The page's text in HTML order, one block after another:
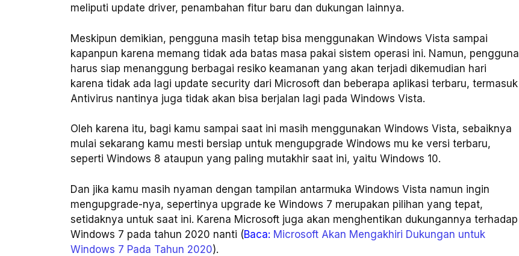
meliputi update driver, penambahan fitur baru dan dukungan lainnya.
Meskipun demikian, pengguna masih tetap bisa menggunakan Windows Vista sampai
kapanpun karena memang tidak ada batas masa pakai sistem operasi ini. Namun, pengguna
harus siap menanggung berbagai resiko keamanan yang akan terjadi dikemudian hari
karena tidak ada lagi update security dari Microsoft dan beberapa aplikasi terbaru, termasuk
Antivirus nantinya juga tidak akan bisa berjalan lagi pada Windows Vista.
Oleh karena itu, bagi kamu sampai saat ini masih menggunakan Windows Vista, sebaiknya
mulai sekarang kamu mesti bersiap untuk mengupgrade Windows mu ke versi terbaru,
seperti Windows 8 ataupun yang paling mutakhir saat ini, yaitu Windows 10.
Dan jika kamu masih nyaman dengan tampilan antarmuka Windows Vista namun ingin
mengupgrade-nya, sepertinya upgrade ke Windows 7 merupakan pilihan yang tepat,
setidaknya untuk saat ini. Karena Microsoft juga akan menghentikan dukungannya terhadap
Windows 7 pada tahun 2020 nanti (Baca: Microsoft Akan Mengakhiri Dukungan untuk
Windows 7 Pada Tahun 2020).